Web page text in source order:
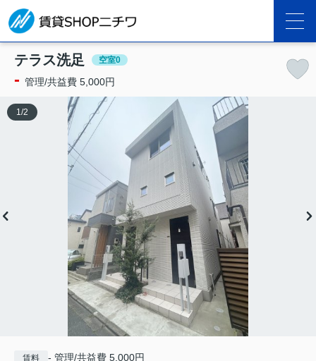
テラス洗足 空室0
- 管理/共益費 5,000円
1 /2
賃料 - 管理/共益費 5,000円